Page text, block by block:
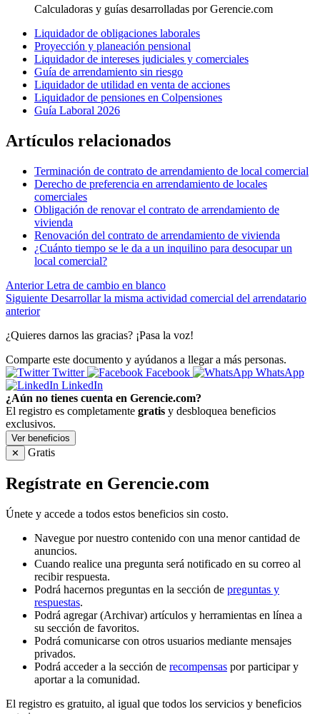
Calculadoras y guías desarrolladas por Gerencie.com
Liquidador de obligaciones laborales
Proyección y planeación pensional
Liquidador de intereses judiciales y comerciales
Guía de arrendamiento sin riesgo
Liquidador de utilidad en venta de acciones
Liquidador de pensiones en Colpensiones
Guía Laboral 2026
Artículos relacionados
Terminación de contrato de arrendamiento de local comercial
Derecho de preferencia en arrendamiento de locales
comerciales
Obligación de renovar el contrato de arrendamiento de
vivienda
Renovación del contrato de arrendamiento de vivienda
¿Cuánto tiempo se le da a un inquilino para desocupar un
local comercial?
Anterior Letra de cambio en blanco
Siguiente Desarrollar la misma actividad comercial del arrendatario
anterior
¿Quieres darnos las gracias? ¡Pasa la voz!
Comparte este documento y ayúdanos a llegar a más personas.
Twitter
Facebook
WhatsApp
LinkedIn
¿Aún no tienes cuenta en Gerencie.com?
El registro es completamente gratis y desbloquea beneficios
exclusivos.
Ver beneficios
✕
Gratis
Regístrate en Gerencie.com
Únete y accede a todos estos beneficios sin costo.
Navegue por nuestro contenido con una menor cantidad de
anuncios.
Cuando realice una pregunta será notificado en su correo al
recibir respuesta.
Podrá hacernos preguntas en la sección de preguntas y
respuestas.
Podrá agregar (Archivar) artículos y herramientas en línea a
su sección de favoritos.
Podrá comunicarse con otros usuarios mediante mensajes
privados.
Podrá acceder a la sección de recompensas por participar y
aportar a la comunidad.
El registro es gratuito, al igual que todos los servicios y beneficios